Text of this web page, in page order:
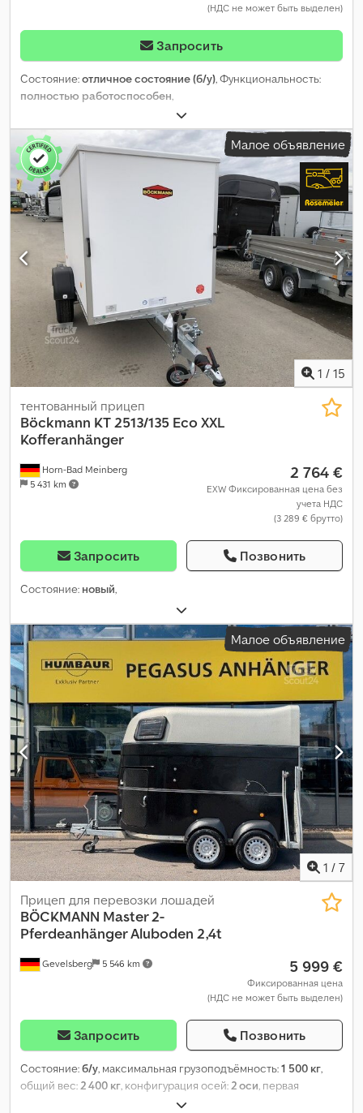
(НДС не может быть выделен)
Запросить
Состояние:отличное состояние (б/у), Функциональность:
полностью работоспособен,
Малое объявление
1 / 15
Horn-Bad Meinberg
5 431 km
тентованный прицеп
Böckmann KT 2513/135 Eco XXL
Kofferanhänger
2 764 €
EXW Фиксированная цена без
учета НДС
(3 289 € брутто)
Запросить Позвонить
Состояние: новый,
Малое объявление
1 / 7
Gevelsberg 5 546 km
Прицеп для перевозки лошадей
BÖCKMANN Master 2-
Pferdeanhänger Aluboden 2,4t
5 999 €
Фиксированная цена
(НДС не может быть выделен)
Запросить Позвонить
Состояние:б/у, максимальная грузоподъёмность:1 500 кг,
общий вес:2 400 кг, конфигурация осей:2 оси, первая
, следующая проверка (TÜV):